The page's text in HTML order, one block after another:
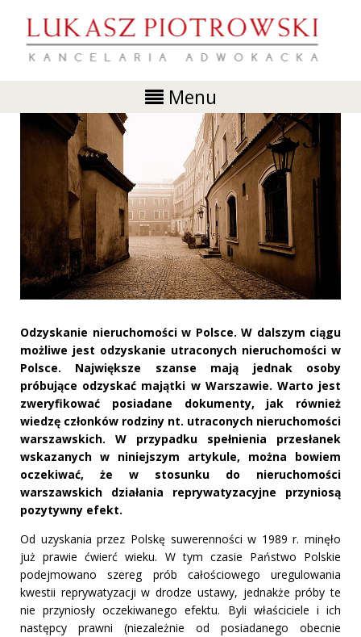
Menu
Odzyskanie nieruchomości w Polsce. W dalszym ciągu
możliwe jest odzyskanie utraconych nieruchomości w
Polsce. Największe szanse mają jednak osoby
próbujące odzyskać majątki w Warszawie. Warto jest
zweryfikować posiadane dokumenty, jak również
wiedzę członków rodziny nt. utraconych nieruchomości
warszawskich. W przypadku spełnienia przesłanek
wskazanych w niniejszym artykule, można bowiem
oczekiwać, że w stosunku do nieruchomości
warszawskich działania reprywatyzacyjne przyniosą
pozytywny efekt.
Od uzyskania przez Polskę suwerenności w 1989 r. minęło
już prawie ćwierć wieku. W tym czasie Państwo Polskie
podejmowano szereg prób całościowego uregulowania
kwestii reprywatyzacji w drodze ustawy, jednakże próby te
nie przyniosły oczekiwanego efektu. Byli właściciele i ich
następcy prawni (niezależnie od posiadanego obecnie